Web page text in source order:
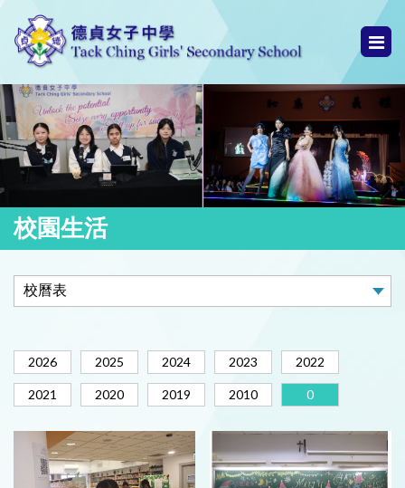
校園生活
2026 2025 2024 2023 2022
2021 2020 2019 2010 0